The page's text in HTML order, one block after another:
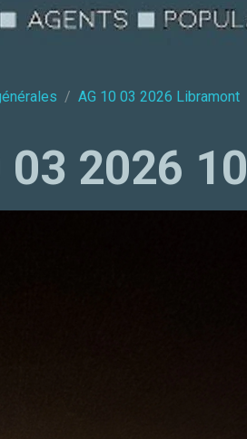
AG 10 03 2026 Libramont
2026 10